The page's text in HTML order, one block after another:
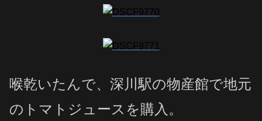
喉乾いたんで、深川駅の物産館で地元
のトマトジュースを購入。